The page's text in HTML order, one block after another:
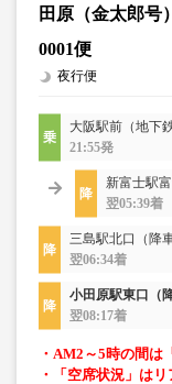
田原（金太郎号）
0001便
夜行便
大阪駅前（地下
21:55発
新富士駅
翌05:39着
三島駅北口（降車
翌06:34着
小田原駅東口（降
翌08:17着
・AM2～5時の間は
・「空席状況」は